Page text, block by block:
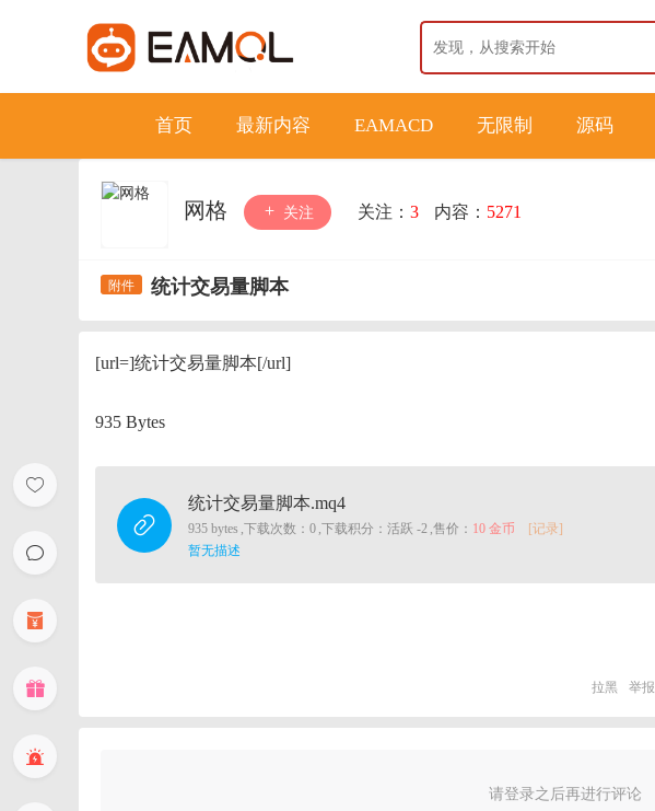
首页 最新内容 EAMACD 无限制 源码
网格 关注 关注： 3 内容： 5271
统计交易量脚本
[url=]统计交易量脚本[/url]
935 Bytes
统计交易量脚本.mq4
935 bytes ,下载次数：0 ,下载积分：活跃 -2 ,售价： 10 金币
[记录]
暂无描述
拉黑 举报
请登录之后再进行评论